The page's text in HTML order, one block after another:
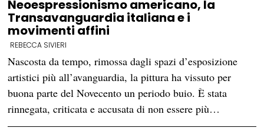
Neoespressionismo americano, la
Transavanguardia italiana e i
movimenti affini
REBECCA SIVIERI
Nascosta da tempo, rimossa dagli spazi d’esposizione
artistici più all’avanguardia, la pittura ha vissuto per
buona parte del Novecento un periodo buio. È stata
rinnegata, criticata e accusata di non essere più…